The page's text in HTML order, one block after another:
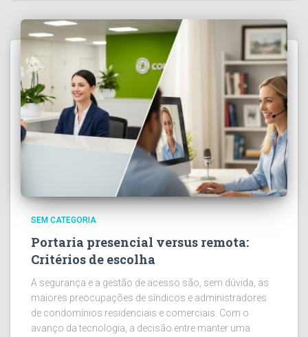
SEM CATEGORIA
Portaria presencial versus remota:
Critérios de escolha
A segurança e a gestão de acesso são, sem dúvida, as
maiores preocupações de síndicos e administradores
de condomínios residenciais e comerciais. Com o
avanço da tecnologia, a decisão entre manter uma